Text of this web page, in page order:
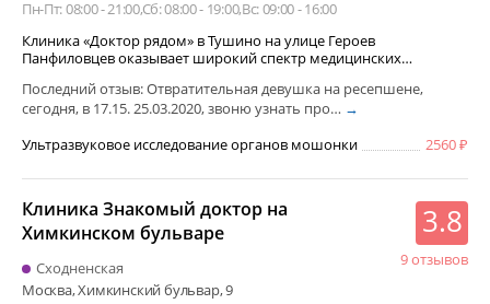
Пн-Пт: 08:00 - 21:00Сб: 08:00 - 19:00 Вс: 09:00 - 16:00
Клиника «Доктор рядом» в Тушино на улице Героев
Панфиловцев оказывает широкий спектр медицинских…
Последний отзыв: Отвратительная девушка на ресепшене,
сегодня, в 17.15. 25.03.2020, звоню узнать про… →
Ультразвуковое исследование органов мошонки 2560
Клиника Знакомый доктор на
Химкинском бульваре
3.8
9 отзывов
Сходненская
Москва, Химкинский бульвар, 9